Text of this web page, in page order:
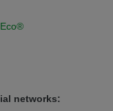
na českou verzi?
verzi
na německou verzi?
této verzi
networks: